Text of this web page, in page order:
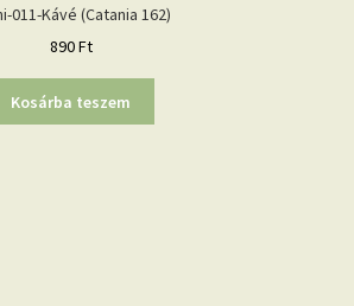
011-Kávé (Catania 162)
890Ft
Kosárba teszem